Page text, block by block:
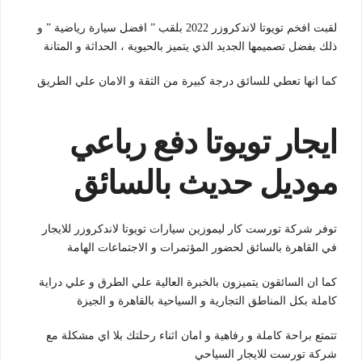
لقبت افخم تويوتا لاندكروزر 2022 بلقب ” افضل سيارة رياضية ” و
ذلك بفضل تصميمها الجديد الذي يتميز بالحيوية ، الحداثة و المتانة
كما انها تعطي للسائق درجة كبيرة من الثقة و الامان علي الطريق
ايجار تويوتا دفع رباعي
موديل حديث بالسائق
توفر شركة تورست كار ليموزين سيارات تويوتا لاندكروزر للايجار
في القاهرة بالسائق لحضور المؤتمرات و الاجتماعات الهامة
كما ان السائقون يتميزون بالخبرة العالية علي الطرق و علي دراية
كاملة بكل المناطق التجارية و السياحية بالقاهرة و الجيزة
تتمتع براحة كاملة و رفاهية و امان اثناء رحلتك بلا اي مشكلة مع
شركة تورست للايجار السياحي